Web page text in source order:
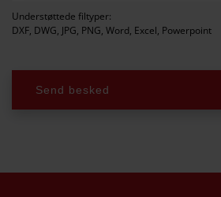
Understøttede filtyper:
DXF, DWG, JPG, PNG, Word, Excel, Powerpoint
Send besked